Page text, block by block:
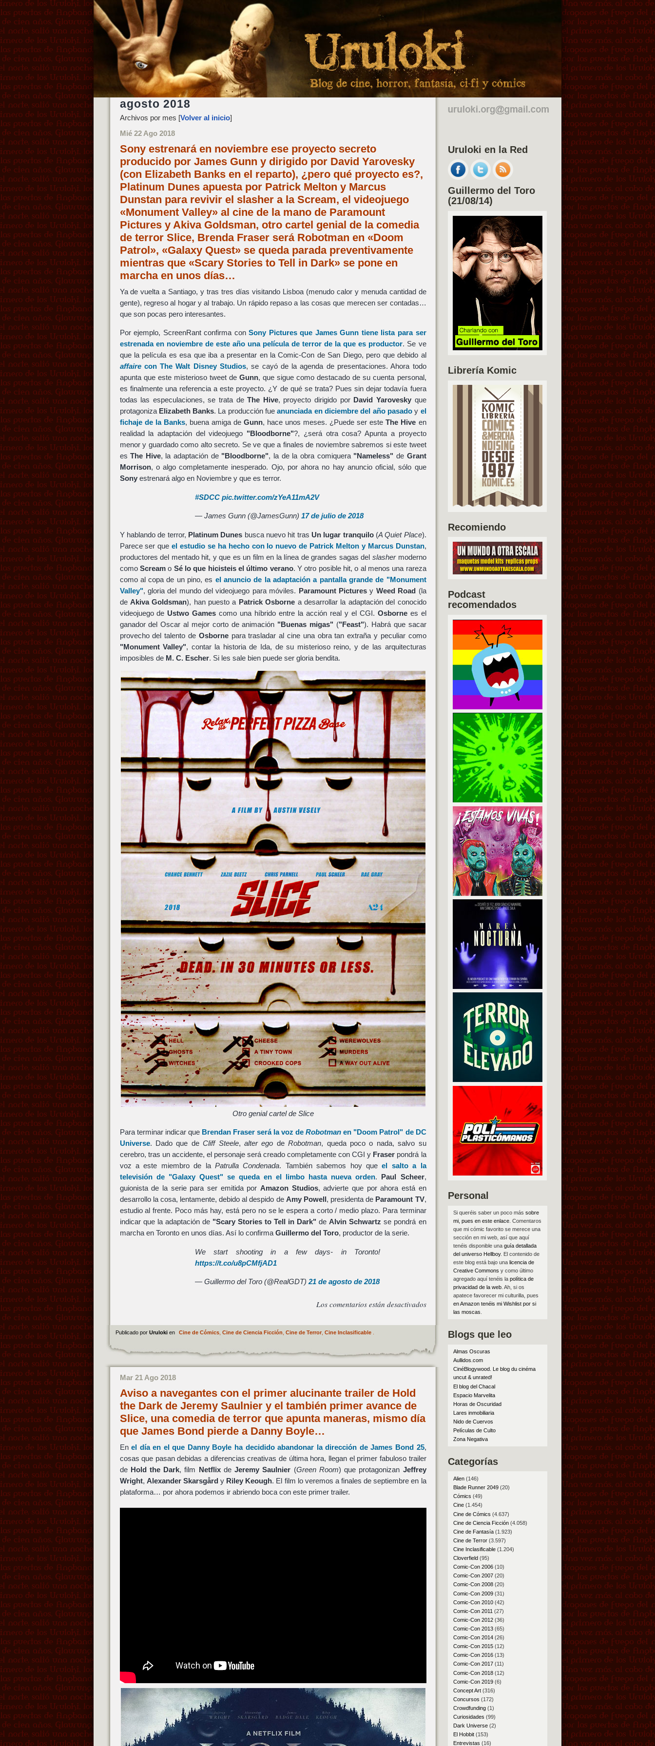
agosto 2018
Archivos por mes [Volver al inicio]
Mié 22 Ago 2018
Sony estrenará en noviembre ese proyecto secreto
producido por James Gunn y dirigido por David Yarovesky
(con Elizabeth Banks en el reparto), ¿pero qué proyecto es?,
Platinum Dunes apuesta por Patrick Melton y Marcus
Dunstan para revivir el slasher a la Scream, el videojuego
«Monument Valley» al cine de la mano de Paramount
Pictures y Akiva Goldsman, otro cartel genial de la comedia
de terror Slice, Brenda Fraser será Robotman en «Doom
Patrol», «Galaxy Quest» se queda parada preventivamente
mientras que «Scary Stories to Tell in Dark» se pone en
marcha en unos días…
Ya de vuelta a Santiago, y tras tres días visitando Lisboa (menudo calor y menuda cantidad de
gente), regreso al hogar y al trabajo. Un rápido repaso a las cosas que merecen ser contadas…
que son pocas pero interesantes.
Por ejemplo, ScreenRant confirma conSony Picturesque James Gunn tiene lista para ser
estrenada en noviembre de este año una película de terror de la que es productor. Se ve
que la película es esa que iba a presentar en la Comic-Con de San Diego, pero que debido al
affaireconThe Walt Disney Studios, se cayó de la agenda de presentaciones. Ahora todo
apunta que este misterioso tweet de Gunn, que sigue como destacado de su cuenta personal,
es finalmente una referencia a este proyecto. ¿Y de qué se trata? Pues sin dejar todavía fuera
todas las especulaciones, se trata deThe Hive, proyecto dirigido por David Yaroveskyque
protagoniza Elizabeth Banks. La producción fueanunciada en diciembre del año pasadoy el
fichaje de la Banks, buena amiga de Gunn, hace unos meses. ¿Puede ser esteThe Hive en
realidad la adaptación del videojuego "Bloodborne"?, ¿será otra cosa? Apunta a proyecto
menor y guardado como alto secreto. Se ve que a finales de noviembre sabremos si este tweet
esThe Hive, la adaptación de "Bloodborne", la de la obra comiquera "Nameless" de Grant
Morrison, o algo completamente inesperado. Ojo, por ahora no hay anuncio oficial, sólo que
Sonyestrenará algo en Noviembre y que es terror.
#SDCC pic.twitter.com/zYeA11mA2V
— James Gunn (@JamesGunn)17 de julio de 2018
Y hablando de terror, Platinum Dunes busca nuevo hit tras Un lugar tranquilo(A Quiet Place).
Parece ser queel estudio se ha hecho con lo nuevo de Patrick Meltony Marcus Dunstan,
productores del mentado hit, y que es un film en la línea de grandes sagas delslashermoderno
como Screamo Sé lo que hicisteis el último verano. Y otro posible hit, o al menos una rareza
como al copa de un pino, es el anuncio de la adaptación a pantalla grande de "Monument
Valley", gloria del mundo del videojuego para móviles. Paramount Pictures y Weed Road (la
de Akiva Goldsman), han puesto a Patrick Osborne a desarrollar la adaptación del conocido
videojuego de Ustwo Games como una híbrido entre la acción real y el CGI. Osbornees el
ganador del Oscar al mejor corto de animación "Buenas migas" ("Feast"). Habrá que sacar
provecho del talento de Osbornepara trasladar al cine una obra tan extraña y peculiar como
"Monument Valley", contar la historia de Ida, de su misterioso reino, y de las arquitecturas
imposibles de M. C. Escher. Si les sale bien puede ser gloria bendita.
Otro genial cartel de Slice
Para terminar indicar que Brendan Fraserserá la voz deRobotman en "Doom Patrol" de DC
Universe. Dado que deCliff Steele, alter ego deRobotman, queda poco o nada, salvo su
cerebro, tras un accidente, el personaje será creado completamente con CGI y Fraser pondrá la
voz a este miembro de la Patrulla Condenada. También sabemos hoy queel salto a la
televisión de "Galaxy Quest" se queda en el limbo hasta nueva orden. Paul Scheer,
guionista de la serie para ser emitida por Amazon Studios, advierte que por ahora está en
desarrollo la cosa, lentamente, debido al despido de Amy Powell, presidenta de Paramount TV,
estudio al frente. Poco más hay, está pero no se le espera a corto / medio plazo. Para terminar
indicar que la adaptación de "Scary Stories to Tell in Dark" deAlvin Schwartz se pondrá en
marcha en Toronto en unos días. Así lo confirma Guillermo del Toro, productor de la serie.
We start shooting in a few days- in Toronto!
https://t.co/u8pCMfjAD1
— Guillermo del Toro (@RealGDT)21 de agosto de 2018
Los comentarios están desactivados
Publicado por Uruloki en Cine de Cómics, Cine de Ciencia Ficción Cine de Terror, Cine Inclasificable.
Mar 21 Ago 2018
Aviso a navegantes con el primer alucinante trailer de Hold
the Dark de Jeremy Saulnier y el también primer avance de
Slice, una comedia de terror que apunta maneras, mismo día
que James Bond pierde a Danny Boyle…
Enel día en el que Danny Boyle ha decidido abandonar la dirección deJames Bond 25,
cosas que pasan debidas a diferencias creativas de última hora, llegan el primer fabuloso trailer
de Hold the Dark, film NetflixdeJeremy Saulnier (Green Room) que protagonizan Jeffrey
Wright, Alexander Skarsgårdy Riley Keough. El film lo veremos a finales de septiembre en la
plataforma… por ahora podemos ir abriendo boca con este primer trailer.
Uruloki en la Red
Guillermo del Toro
(21/08/14)
Librería Komic
Recomiendo
Podcast
recomendados
Personal
Si queréis saber un poco más sobre
mi, pues en este enlace. Comentaros
que mi cómic favorito se merece una
sección en mi web, así que aquí
tenéis disponible una guía detallada
del universo Hellboy. El contenido de
este blog está bajo una licencia de
Creative Commons y como último
agregado aquí tenéis la política de
privacidad de la web. Ah, si os
apatece favorecer mi culturilla, pues
en Amazon tenéis mi Wishlist por si
las moscas
Blogs que leo
Almas Oscuras
Aullidos.com
CinéBlogywood. Le blog du cinéma
uncut & unrated!
El blog del Chacal
Espacio Marvelita
Horas de Oscuridad
Lares inmobiliaria
Nido de Cuervos
Películas de Culto
Zona Negativa
Categorías
Alien(146)
Blade Runner 2049(20)
Cómics (49)
Cine(1.454)
Cine de Cómics (4.637)
Cine de Ciencia Ficción(4.058)
Cine de Fantasía(1.923)
Cine de Terror(3.597)
Cine Inclasificable(1.204)
Cloverfield(95)
Comic-Con 2006(10)
Comic-Con 2007(20)
Comic-Con 2008(20)
Comic-Con 2009(31)
Comic-Con 2010(42)
Comic-Con 2011 (27)
Comic-Con 2012(36)
Comic-Con 2013(65)
Comic-Con 2014(26)
Comic-Con 2015(12)
Comic-Con 2016(13)
Comic-Con 2017(11)
Comic-Con 2018(12)
Comic-Con 2019(6)
Concept Art(316)
Concursos (172)
Crowdfunding(1)
Curiosidades (99)
Dark Universe(2)
El Hobbit(153)
Entrevistas (16)